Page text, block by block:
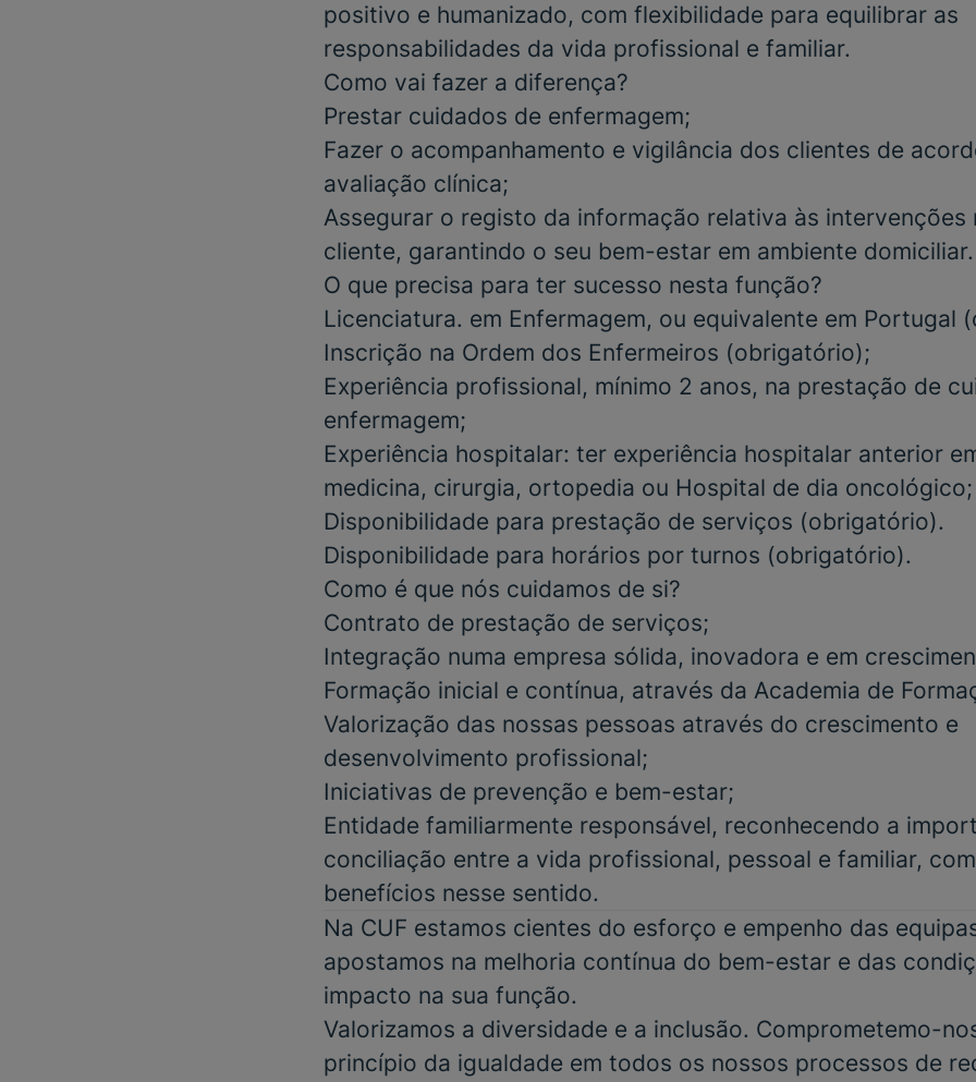
positivo e humanizado, com flexibilidade para equilibrar as
responsabilidades da vida profissional e familiar.
Como vai fazer a diferença?
Prestar cuidados de enfermagem;
Fazer o acompanhamento e vigilância dos clientes de
avaliação clínica;
Assegurar o registo da informação relativa às intervenções
cliente, garantindo o seu bem-estar em ambiente domiciliar.
O que precisa para ter sucesso nesta função?
Licenciatura. em Enfermagem, ou equivalente em Portugal (
Inscrição na Ordem dos Enfermeiros (obrigatório);
Experiência profissional, mínimo 2 anos, na prestação de
enfermagem;
Experiência hospitalar: ter experiência hospitalar anterior
medicina, cirurgia, ortopedia ou Hospital de dia oncológico;
Disponibilidade para prestação de serviços (obrigatório).
Disponibilidade para horários por turnos (obrigatório).
Como é que nós cuidamos de si?
Contrato de prestação de serviços;
Integração numa empresa sólida, inovadora e em
Formação inicial e contínua, através da Academia de
Valorização das nossas pessoas através do crescimento e
desenvolvimento profissional;
Iniciativas de prevenção e bem-estar;
Entidade familiarmente responsável, reconhecendo a
conciliação entre a vida profissional, pessoal e familiar,
benefícios nesse sentido.
Na CUF estamos cientes do esforço e empenho das
apostamos na melhoria contínua do bem-estar e das
impacto na sua função.
Valorizamos a diversidade e a inclusão. Comprometemo-
princípio da igualdade em todos os nossos processos de